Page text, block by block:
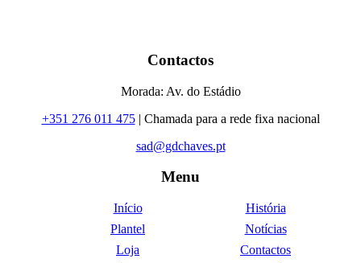
Contactos
Morada: Av. do Estádio
+351 276 011 475| Chamada para a rede fixa nacional
sad@gdchaves.pt
Menu
Início
História
Plantel
Notícias
Loja
Contactos